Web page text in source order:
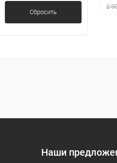
Сбросить
2
Наши